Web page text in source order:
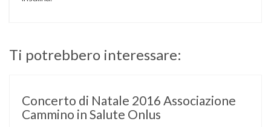
Ti potrebbero interessare:
Concerto di Natale 2016 Associazione
Cammino in Salute Onlus